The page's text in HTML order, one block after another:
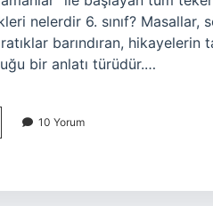
nelerdir 6. sınıf? Masallar,
barındıran, hikayelerin
bir anlatı türüdür.…
10 Yorum